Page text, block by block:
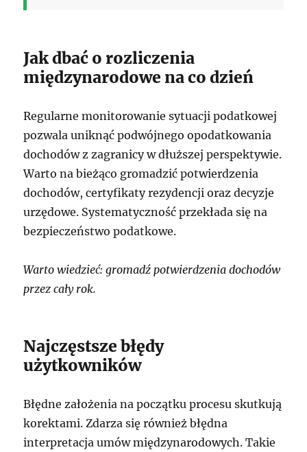
Jak dbać o rozliczenia
międzynarodowe na co dzień
Regularne monitorowanie sytuacji podatkowej
pozwala uniknąć podwójnego opodatkowania
dochodów z zagranicy w dłuższej perspektywie.
Warto na bieżąco gromadzić potwierdzenia
dochodów, certyfikaty rezydencji oraz decyzje
urzędowe. Systematyczność przekłada się na
bezpieczeństwo podatkowe.
Warto wiedzieć: gromadź potwierdzenia dochodów
przez cały rok.
Najczęstsze błędy
użytkowników
Błędne założenia na początku procesu skutkują
korektami. Zdarza się również błędna
interpretacja umów międzynarodowych. Takie